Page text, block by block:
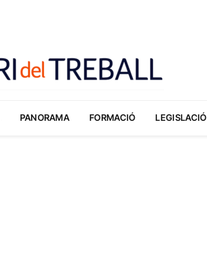
PANORAMA FORMACIÓ LEGISLACIÓ